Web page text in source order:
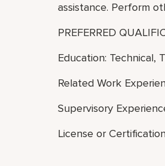
assistance. Perform
PREFERRED
Education: Technical,
Related Work
Supervisory
License or